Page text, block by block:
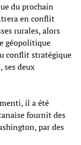
du prochain
en conflit
rurales, alors
géopolitique
conflit stratégique
ses deux
il a été
fournit des
par des